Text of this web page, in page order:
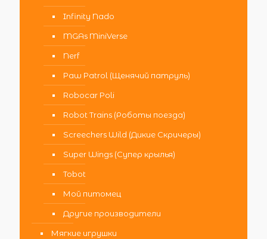
Infinity Nado
MGAs MiniVerse
Nerf
Paw Patrol (Щенячий патруль)
Robocar Poli
Robot Trains (Роботы поезда)
Screechers Wild (Дикие Скричеры)
Super Wings (Супер крылья)
Tobot
Мой питомец
Другие производители
Мягкие игрушки